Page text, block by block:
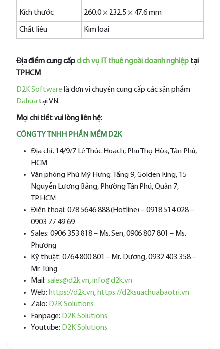
Kích thước 260.0 × 232.5 × 47.6 mm
Chất liệu Kim loại
Địa điểm cung cấpdịch vụ IT thuê ngoài doanh nghiệp tại
TPHCM
D2K Software là đơn vị chuyên cung cấp các sản phẩm
Dahua tại VN.
Mọi chi tiết vui lòng liên hệ:
CÔNG TY TNHH PHẦN MỀM D2K
Địa chỉ: 14/9/7 Lê Thúc Hoạch, Phú Thọ Hòa, Tân Phú,
HCM
Văn phòng Phú Mỹ Hưng: Tầng 9, Golden King, 15
Nguyễn Lương Bằng, Phường Tân Phú, Quận 7,
TP.HCM
Điện thoại: 078 5646 888 (Hotline) – 0918 514 028 –
0903 77 49 69
Sales: 0906 353 818 – Ms. Sen, 0906 807 801 – Ms.
Phương
Kỹ thuật: 0764 800 801 – Mr. Dương, 0932 403 358 –
Mr. Tùng
Mail: sales@d2k.vn,info@d2k.vn
Web: https://d2k.vn, https://d2ksuachuabaotri.vn
Zalo: D2K Solutions
Fanpage: D2K Solutions
Youtube: D2K Solutions